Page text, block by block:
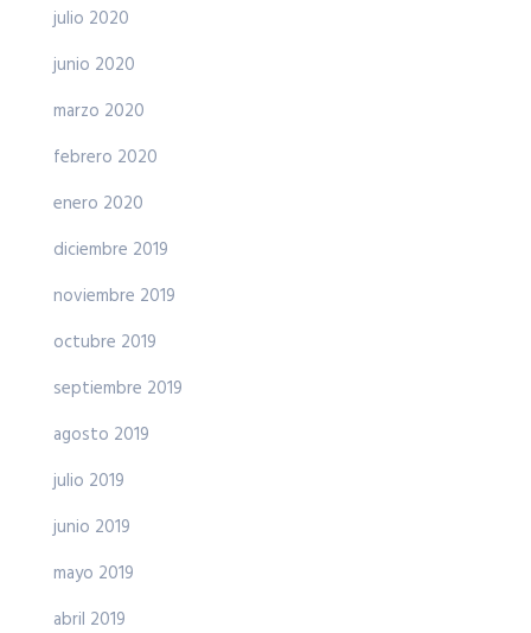
julio 2020
junio 2020
marzo 2020
febrero 2020
enero 2020
diciembre 2019
noviembre 2019
octubre 2019
septiembre 2019
agosto 2019
julio 2019
junio 2019
mayo 2019
abril 2019